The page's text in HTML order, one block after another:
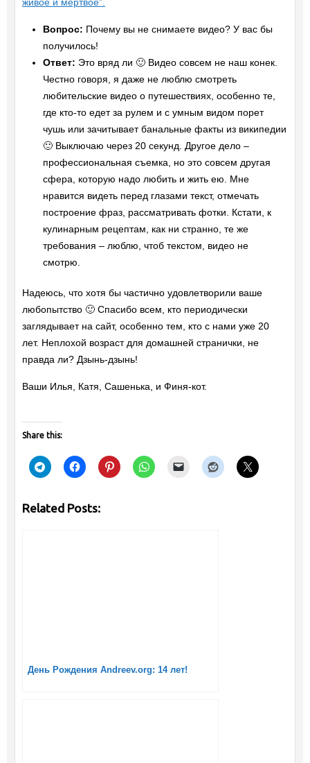
Вопрос: Почему вы не снимаете видео? У вас бы
получилось!
Ответ: Это вряд ли 🙂 Видео совсем не наш конек.
Честно говоря, я даже не люблю смотреть
любительские видео о путешествиях, особенно те,
где кто-то едет за рулем и с умным видом порет
чушь или зачитывает банальные факты из википедии
🙂 Выключаю через 20 секунд. Другое дело –
профессиональная съемка, но это совсем другая
сфера, которую надо любить и жить ею. Мне
нравится видеть перед глазами текст, отмечать
построение фраз, рассматривать фотки. Кстати, к
кулинарным рецептам, как ни странно, те же
требования – люблю, чтоб текстом, видео не
смотрю.
Надеюсь, что хотя бы частично удовлетворили ваше
любопытство 🙂 Спасибо всем, кто периодически
заглядывает на сайт, особенно тем, кто с нами уже 20
лет. Неплохой возраст для домашней странички, не
правда ли? Дзынь-дзынь!
Ваши Илья, Катя, Сашенька, и Финя-кот.
Share this:
Related Posts:
День Рождения Andreev.org: 14 лет!